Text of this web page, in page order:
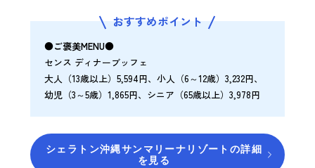
おすすめポイント
●ご褒美MENU●
センス ディナーブッフェ
大人（13歳以上）5,594円、小人（6～12歳）3,232円、
幼児（3～5歳）1,865円、シニア（65歳以上）3,978円
シェラトン沖縄サンマリーナリゾートの詳細
を見る